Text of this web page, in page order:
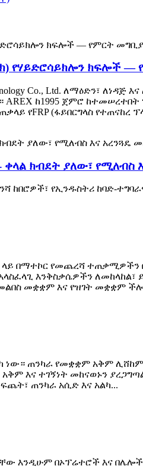
የሃይድሮሳይክሎን ክፍሎች
Co., Ltd. ለማዕድን፣
ከ1995 ጀምሮ
የFRP (ፋይበርግላስ የተጠናከረ
ቀላል ክብደት ያለው፣ የሚለብስ
ከበሮዎች፣ የኢንዱስትሪ ከባድ-
በማተኮር የመጨረሻ
እንቅስቃሴዎችን
መቋቋም እና የዝገት መቋቋም
ነው። ጠንካራ የመቋቋም አቅም
እና ተገኝነት መከናወኑን
ጠንካራ አሲድ እና አልካ...
እንዲሁም በኦፕሬተሮች እና